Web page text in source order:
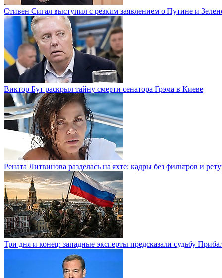
Стивен Сигал выступил с резким заявлением о Путине и
Виктор Бут раскрыл тайну смерти сенатора Грэма в Киеве
Рената Литвинова разделась на яхте: кадры без фильтров и
Три дня и конец: западные эксперты предсказали судьбу